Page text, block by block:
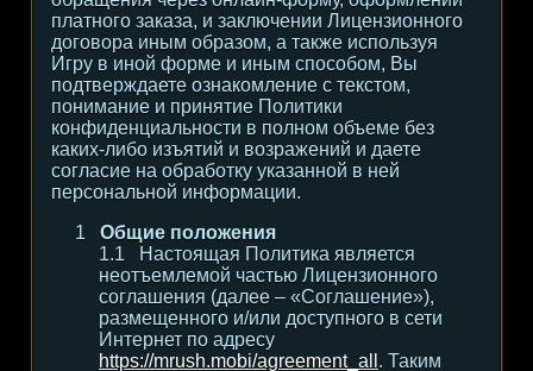
платного заказа, и заключении Лицензионного
договора иным образом, а также используя
Игру в иной форме и иным способом, Вы
подтверждаете ознакомление с текстом,
понимание и принятие Политики
конфиденциальности в полном объеме без
каких-либо изъятий и возражений и даете
согласие на обработку указанной в ней
персональной информации.
Общие положения
Настоящая Политика является
неотъемлемой частью Лицензионного
соглашения (далее – «Соглашение»),
размещенного и/или доступного в сети
Интернет по адресу
https://mrush.mobi/agreement_all . Таким